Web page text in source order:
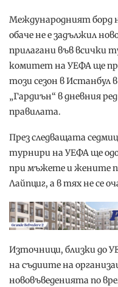
Международният борд
обаче не е задължил
прилагани във всички
комитет на УЕФА ще
този сезон в Истанбул
„Гардиън“ в дневния
правилата.
През следващата
турнири на УЕФА ще
при мъжете и жените
Лайпциг, а в тях не се
Източници, близки до
на съдиите на
нововъведенията по